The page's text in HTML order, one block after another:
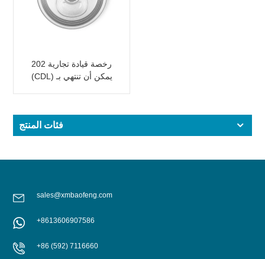
202 رخصة قيادة تجارية
(CDL) يمكن أن تنتهي بـ
فئات المنتج
sales@xmbaofeng.com
+8613606907586
+86 (592) 7116660